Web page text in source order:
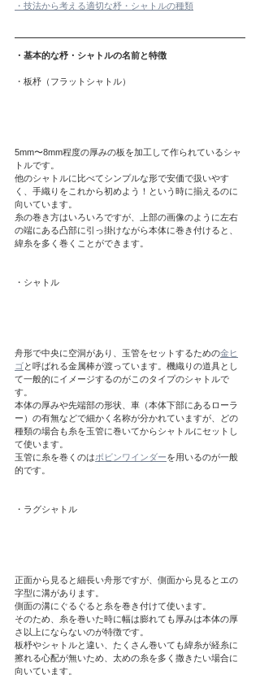
・技法から考える適切な杼・シャトルの種類
・基本的な杼・シャトルの名前と特徴
・板杼（フラットシャトル）
5mm〜8mm程度の厚みの板を加工して作られているシャ
トルです。
他のシャトルに比べてシンプルな形で安価で扱いやす
く、手織りをこれから初めよう！という時に揃えるのに
向いています。
糸の巻き方はいろいろですが、上部の画像のように左右
の端にある凸部に引っ掛けながら本体に巻き付けると、
緯糸を多く巻くことができます。
・シャトル
舟形で中央に空洞があり、玉管をセットするための金ヒ
ゴと呼ばれる金属棒が渡っています。機織りの道具とし
て一般的にイメージするのがこのタイプのシャトルで
す。
本体の厚みや先端部の形状、車（本体下部にあるローラ
ー）の有無などで細かく名称が分かれていますが、どの
種類の場合も糸を玉管に巻いてからシャトルにセットし
て使います。
玉管に糸を巻くのはボビンワインダーを用いるのが一般
的です。
・ラグシャトル
正面から見ると細長い舟形ですが、側面から見るとエの
字型に溝があります。
側面の溝にぐるぐると糸を巻き付けて使います。
そのため、糸を巻いた時に幅は膨れても厚みは本体の厚
さ以上にならないのが特徴です。
板杼やシャトルと違い、たくさん巻いても緯糸が経糸に
擦れる心配が無いため、太めの糸を多く撒きたい場合に
向いています。